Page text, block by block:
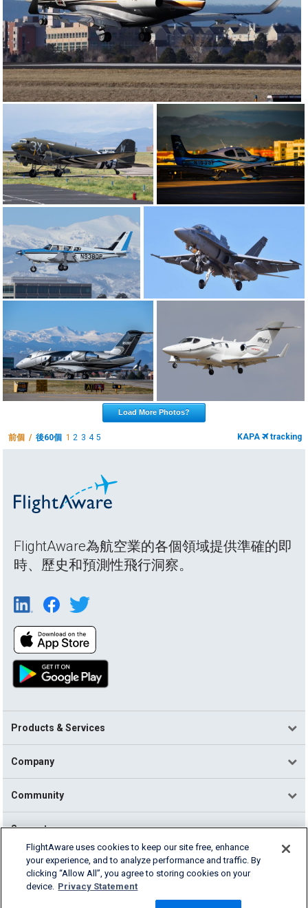
Load More Photos?
前個 /後60個 1 2 3 4 5 KAPA tracking
FlightAware為航空業的各個領域提供準確的即
時、歷史和預測性飛行洞察。
Products & Services
Company
Community
Support
English (USA)
2026 FlightAware
Cookie Settings
FlightAware uses cookies to keep our site free, enhance
your experience, and to analyze performance and traffic. By
clicking “Allow All”, you agree to storing cookies on your
device. Privacy Statement